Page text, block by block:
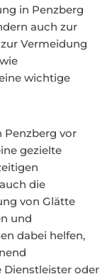
in Penzberg
auch zur
Vermeidung
wichtige
Penzberg vor
gezielte
die
von Glätte
und
dabei helfen,
oder